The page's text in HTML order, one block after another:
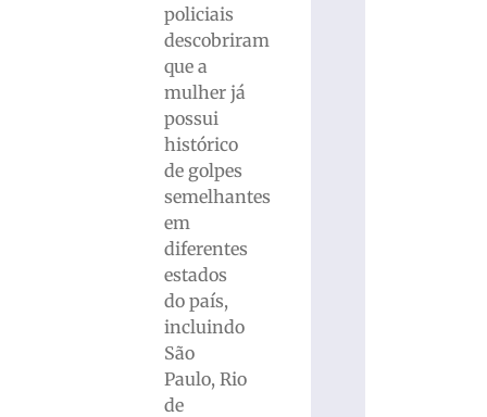
policiais
descobriram
que a
mulher já
possui
histórico
de golpes
semelhantes
em
diferentes
estados
do país,
incluindo
São
Paulo, Rio
de